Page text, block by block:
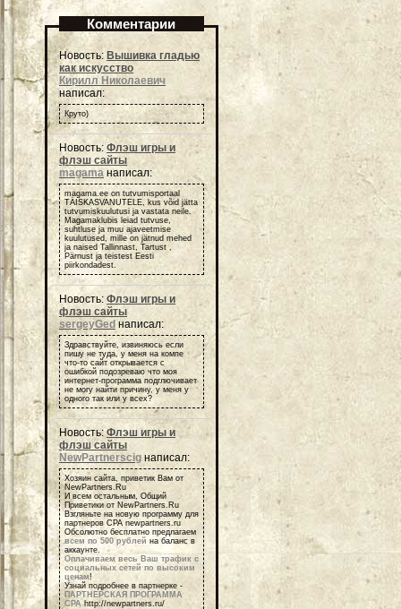
Комментарии
Новость: Вышивка гладью
как искусство
Кирилл Николаевич
написал:
Круто)
Новость: Флэш игры и
флэш сайты
magama написал:
magama.ee on tutvumisportaal
TÄISKASVANUTELE, kus võid jätta
tutvumiskuulutusi ja vastata neile.
Magamaklubis leiad tutvuse,
suhtluse ja muu ajaveetmise
kuulutused, mille on jätnud mehed
ja naised Tallinnast, Tartust ,
Pärnust ja teistest Eesti
piirkondadest.
Новость: Флэш игры и
флэш сайты
sergeyGed написал:
Здравствуйте, извиняюсь если
пишу не туда, у меня на компе
что-то сайт открывается с
ошибкой подозреваю что моя
интернет-программа подглючивает
не могу найти причину, у меня у
одного так или у всех?
Новость:Флэш игры и
флэш сайты
NewPartnerscig написал:
Хозяин сайта, приветик Вам от
NewPartners.Ru
И всем остальным, Общий
Приветики от NewPartners.Ru
Взгляньте на новую программу для
партнеров СРА newpartners.ru
Обсолютно бесплатно предлагаем
всем по 500 рублей на баланс в
аккаунте.
Оплачиваем весь Ваш трафик с
социальных сетей по высоким
ценам!
Узнай подробнее в партнерке -
ПАРТНЕРСКАЯ ПРОГРАММА
СРА http://newpartners.ru/